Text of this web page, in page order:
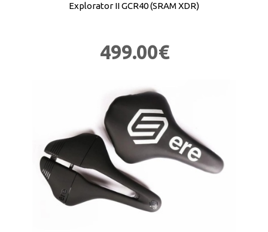
Explorator II GCR40 (SRAM XDR)
499.00€